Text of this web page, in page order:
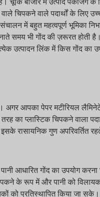
चिपकने वाले पदार्थों के लिए
में बहुत महत्वपूर्ण भूमिका निभाता
भी गोंद की ज़रूरत होती है।
लिंक में किस गोंद का
आपका पेपर मटीरियल
प्लास्टिक चिपकने वाला पदार्थ
गुण अपरिवर्तित रहते
गोंद का उपयोग करना
रूप में और पानी को विलायक
को प्रतिस्थापित किया जा सके।